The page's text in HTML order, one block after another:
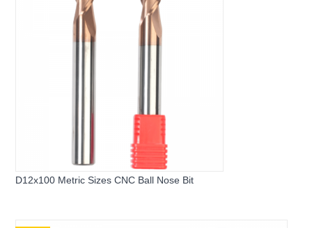
D12x100 Metric Sizes CNC Ball Nose Bit